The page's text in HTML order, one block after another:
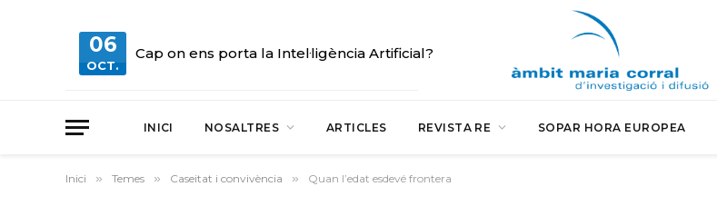
06
OCT.
Cap on ens porta la Intel·ligència Artificial?
INICI NOSALTRES ARTICLES REVISTA RE SOPAR HORA EUROPEA
Inici » Temes » Caseitat i convivència » Quan l’edat esdevé frontera